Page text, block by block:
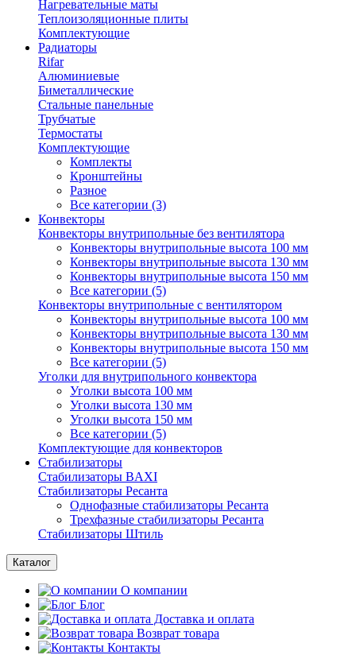
Нагревательные маты
Теплоизоляционные плиты
Комплектующие
Радиаторы
Rifar
Алюминиевые
Биметаллические
Стальные панельные
Трубчатые
Термостаты
Комплектующие
Комплекты
Кронштейны
Разное
Все категории (3)
Конвекторы
Конвекторы внутрипольные без вентилятора
Конвекторы внутрипольные высота 100 мм
Конвекторы внутрипольные высота 130 мм
Конвекторы внутрипольные высота 150 мм
Все категории (5)
Конвекторы внутрипольные с вентилятором
Конвекторы внутрипольные высота 100 мм
Конвекторы внутрипольные высота 130 мм
Конвекторы внутрипольные высота 150 мм
Все категории (5)
Уголки для внутрипольного конвектора
Уголки высота 100 мм
Уголки высота 130 мм
Уголки высота 150 мм
Все категории (5)
Комплектующие для конвекторов
Стабилизаторы
Стабилизаторы BAXI
Стабилизаторы Ресанта
Однофазные стабилизаторы Ресанта
Трехфазные стабилизаторы Ресанта
Стабилизаторы Штиль
Каталог
О компании
Блог
Доставка и оплата
Возврат товара
Контакты